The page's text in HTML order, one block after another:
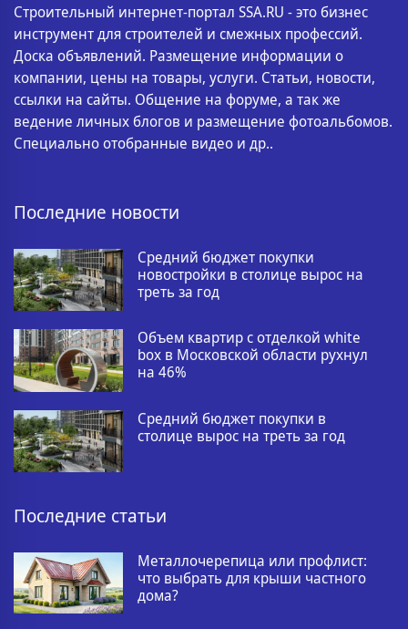
Строительный интернет-портал SSA.RU - это бизнес
инструмент для строителей и смежных профессий.
Доска объявлений. Размещение информации о
компании, цены на товары, услуги. Статьи, новости,
ссылки на сайты. Общение на форуме, а так же
ведение личных блогов и размещение фотоальбомов.
Специально отобранные видео и др..
Последние новости
Средний бюджет покупки
новостройки в столице вырос на
треть за год
Объем квартир с отделкой white
box в Московской области рухнул
на 46%
Средний бюджет покупки в
столице вырос на треть за год
Последние статьи
Металлочерепица или профлист:
что выбрать для крыши частного
дома?